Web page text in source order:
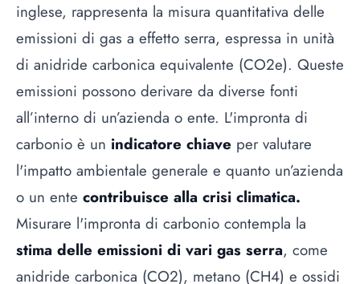
inglese, rappresenta la misura quantitativa delle
emissioni di gas a effetto serra, espressa in unità
di anidride carbonica equivalente (CO2e). Queste
emissioni possono derivare da diverse fonti
all’interno di un’azienda o ente. L'impronta di
carbonio è un indicatore chiave per valutare
l'impatto ambientale generale e quanto un’azienda
o un ente contribuisce alla crisi climatica.
Misurare l'impronta di carbonio contempla la
stima delle emissioni di vari gas serra, come
anidride carbonica (CO2), metano (CH4) e ossidi